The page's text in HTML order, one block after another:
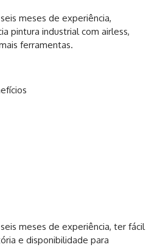
meses de experiência,
pintura industrial com airless,
ferramentas.
meses de experiência, ter fácil
e disponibilidade para